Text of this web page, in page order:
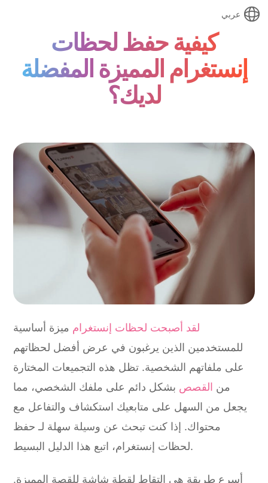
عربي
كيفية حفظ لحظات
إنستغرام المميزة المفضلة
لديك؟
لقد أصبحت لحظات إنستغرام ميزة أساسية
للمستخدمين الذين يرغبون في عرض أفضل لحظاتهم
على ملفاتهم الشخصية. تظل هذه التجميعات المختارة
من القصص بشكل دائم على ملفك الشخصي، مما
يجعل من السهل على متابعيك استكشاف والتفاعل مع
محتواك. إذا كنت تبحث عن وسيلة سهلة لـ حفظ
لحظات إنستغرام، اتبع هذا الدليل البسيط.
أسرع طريقة هي التقاط لقطة شاشة للقصة المميزة.